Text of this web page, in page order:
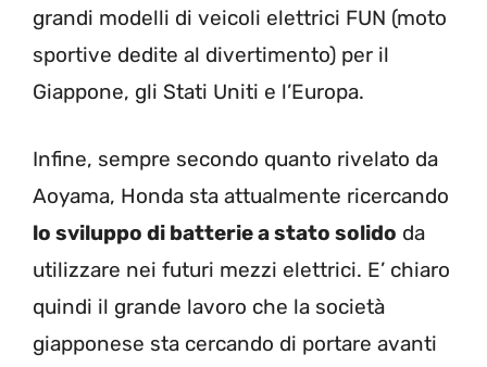
grandi modelli di veicoli elettrici FUN (moto
sportive dedite al divertimento) per il
Giappone, gli Stati Uniti e l’Europa.
Infine, sempre secondo quanto rivelato da
Aoyama, Honda sta attualmente ricercando
lo sviluppo di batterie a stato solido da
utilizzare nei futuri mezzi elettrici. E’ chiaro
quindi il grande lavoro che la società
giapponese sta cercando di portare avanti